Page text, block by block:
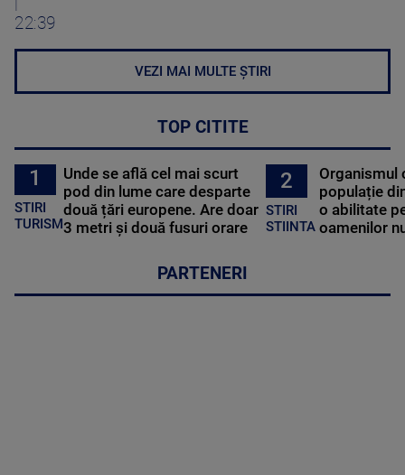
22:39
VEZI MAI MULTE ȘTIRI
TOP CITITE
1
STIRI
TURISM
Unde se află cel mai scurt
pod din lume care desparte
două țări europene. Are doar
3 metri și două fusuri orare
2
STIRI
STIINTA
Organismul
populație
o abilitate
oamenilor
PARTENERI